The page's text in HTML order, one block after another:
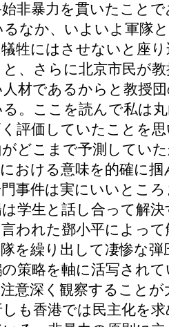
非暴力を貫いたこと
なか、いよいよ軍隊
牲にはさせないと座
、さらに北京市民が
材であるからと教授
。ここを読んで私は
評価していたことを
どこまで予測してい
おける意味を的確に
事件は実にいいとこ
学生と話し合って解
われた鄧小平によっ
を繰り出して凄惨な
策略を軸に活写され
意深く観察すること
も香港では民主化を